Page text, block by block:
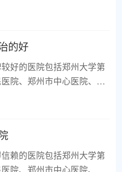
创、再到复杂开胸手术的
的好
好的医院包括郑州大学第
院、郑州市中心医院、郑
赖的医院包括郑州大学第
院、郑州市中心医院、郑